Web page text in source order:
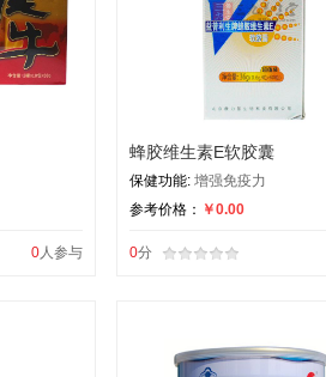
0人参与
蜂胶维生素E软胶囊
保健功能: 增强免疫力
参考价格： ￥0.00
0分